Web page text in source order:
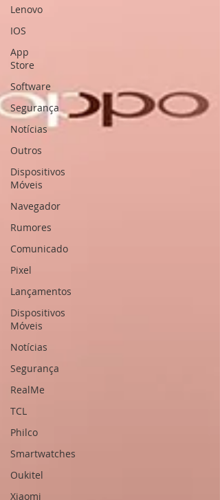
Lenovo
IOS
App
Store
Software
Segurança
Notícias
Outros
Dispositivos
Móveis
Navegador
Rumores
Comunicado
Pixel
Lançamentos
Dispositivos
Móveis
Notícias
Segurança
RealMe
TCL
Philco
Smartwatches
Oukitel
Xiaomi